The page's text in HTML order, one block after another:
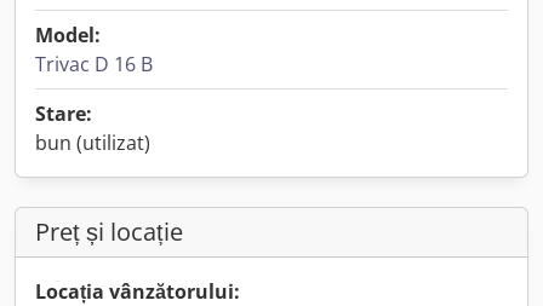
Model:
Trivac D 16 B
Stare:
bun (utilizat)
Preț și locație
Locația vânzătorului: